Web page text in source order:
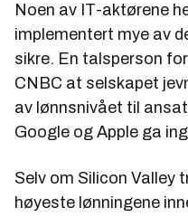
Noen av IT-aktørene
implementert mye av
sikre. En talsperson
CNBC at selskapet
av lønnsnivået til
Google og Apple ga
Selv om Silicon Valley
høyeste lønningene